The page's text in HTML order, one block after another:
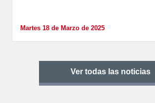
Martes 18 de Marzo de 2025
Ver todas las noticias